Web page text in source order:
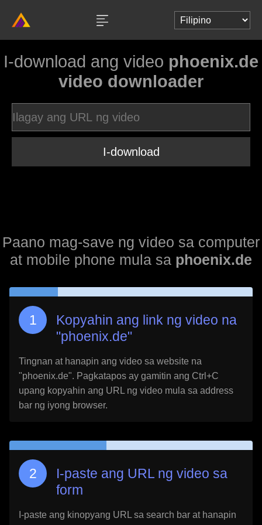
I-download ang video phoenix.de
video downloader
I-download
Paano mag-save ng video sa computer
at mobile phone mula sa phoenix.de
Kopyahin ang link ng video na
"phoenix.de"
Tingnan at hanapin ang video sa website na
"phoenix.de". Pagkatapos ay gamitin ang Ctrl+C
upang kopyahin ang URL ng video mula sa address
bar ng iyong browser.
I-paste ang URL ng video sa
form
I-paste ang kinopyang URL sa search bar at hanapin